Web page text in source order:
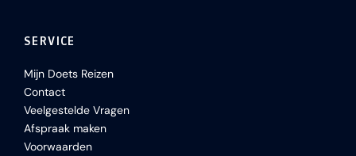
SERVICE
Mijn Doets Reizen
Contact
Veelgestelde Vragen
Afspraak maken
Voorwaarden